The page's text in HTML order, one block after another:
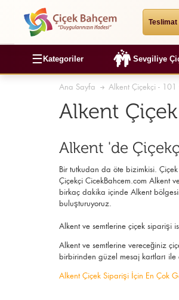
☰ Kategoriler Sevgiliye
Ana Sayfa Alkent Çiçekçi -
Alkent
Alkent 'de
Bir tutkudan da öte bizimkisi.
Çiçekçi CicekBahcem.com Alkent
birkaç dakika içinde Alkent
buluşturuyoruz.
Alkent ve semtlerine çiçek
Alkent ve semtlerine vereceğiniz
birbirinden güzel mesaj kartları
Alkent Çiçek Siparişi İçin En Çok